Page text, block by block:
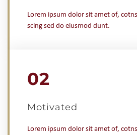
Lorem ipsum dolor sit amet of,
scing sed do eiusmod dunt.
02
Motivated
Lorem ipsum dolor sit amet of,